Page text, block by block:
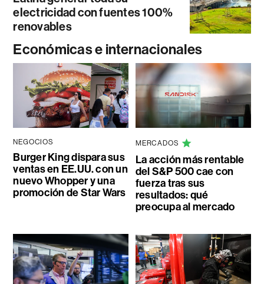
electricidad con fuentes 100%
renovables
Económicas e internacionales
NEGOCIOS
Burger King dispara sus
ventas en EE.UU. con un
nuevo Whopper y una
promoción de Star Wars
MERCADOS
La acción más rentable
del S&P 500 cae con
fuerza tras sus
resultados: qué
preocupa al mercado